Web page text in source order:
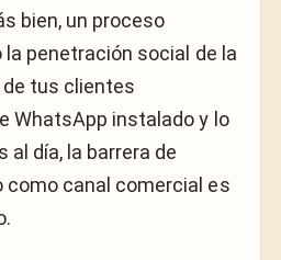
bien, un proceso
penetración social de la
de tus clientes
WhatsApp instalado y lo
día, la barrera de
como canal comercial es